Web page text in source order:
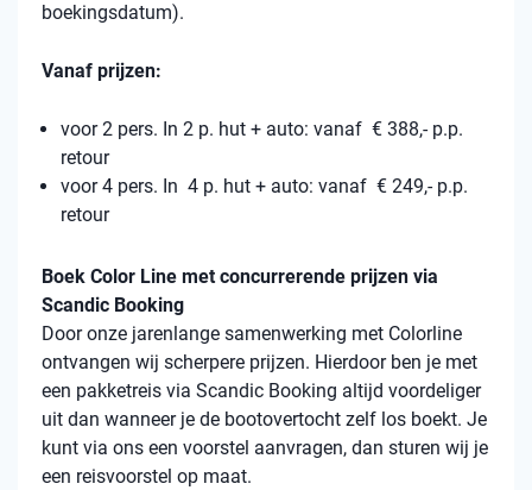
boekingsdatum).
Vanaf prijzen:
voor 2 pers. In 2 p. hut + auto: vanaf € 388,- p.p.
retour
voor 4 pers. In 4 p. hut + auto: vanaf € 249,- p.p.
retour
Boek Color Line met concurrerende prijzen via
Scandic Booking
Door onze jarenlange samenwerking met Colorline
ontvangen wij scherpere prijzen. Hierdoor ben je met
een pakketreis via Scandic Booking altijd voordeliger
uit dan wanneer je de bootovertocht zelf los boekt. Je
kunt via ons een voorstel aanvragen, dan sturen wij je
een reisvoorstel op maat.